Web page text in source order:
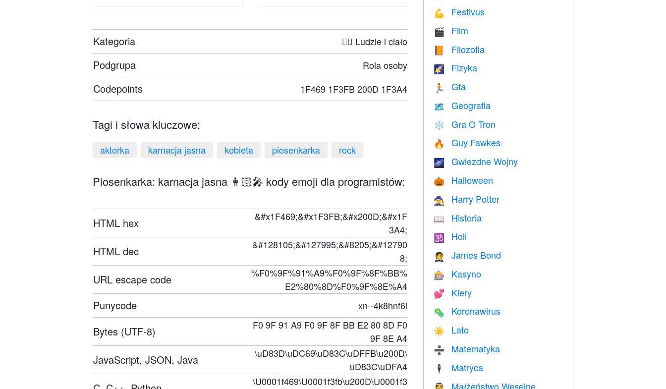
Kategoria 🤦‍♀️ Ludzie i ciało
Podgrupa Rola osoby
Codepoints 1F469 1F3FB 200D 1F3A4
Tagi i słowa kluczowe:
aktorka karnacja jasna kobieta piosenkarka rock
Piosenkarka: karnacja jasna 👩🏻‍🎤 kody emoji dla programistów:
HTML hex
&#x1F469;&#x1F3FB;&#x200D;&#x1F
3A4;
HTML dec
&#128105;&#127995;&#8205;&#12790
8;
URL escape code
%F0%9F%91%A9%F0%9F%8F%BB%
E2%80%8D%F0%9F%8E%A4
Punycode xn--4k8hnf6l
Bytes (UTF-8)
F0 9F 91 A9 F0 9F 8F BB E2 80 8D F0
9F 8E A4
JavaScript, JSON, Java
\uD83D\uDC69\uD83C\uDFFB\u200D\
uD83C\uDFA4
\U0001f469\U0001f3fb\u200D\U0001f3
💪 Festivus
🎬 Film
Filozofia
🌠 Fizyka
🏃 Gta
🗺 Geografia
❄️ Gra O Tron
🔥 Guy Fawkes
🌌 Gwiezdne Wojny
🎃 Halloween
🧙 Harry Potter
📖 Historia
🕉 Holi
🤵 James Bond
🎰 Kasyno
💕 Kiery
🦠 Koronawirus
☀️ Lato
➗ Matematyka
🕴️ Matryca
Małżeństwo Weselne